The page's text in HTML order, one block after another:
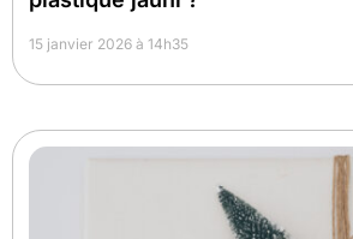
15 janvier 2026 à 14h35